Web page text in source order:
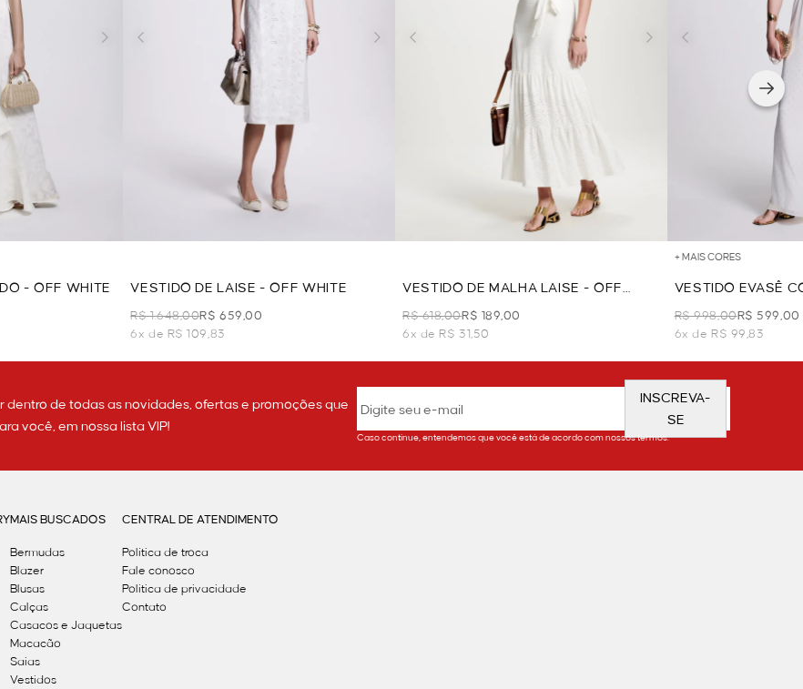
- OFF WHITE VESTIDO DE LAISE - OFF WHITE
R$ 1.648,00R$ 659,00
6x de R$ 109,83
VESTIDO DE MALHA LAISE - OFF
WHITE
R$ 618,00R$ 189,00
6x de R$ 31,50
+ MAIS CORES
VESTIDO EVASÊ
WHITE
R$ 998,00R$ 599,00
6x de R$ 99,83
de todas as novidades, ofertas e promoções que
você, em nossa lista VIP!
INSCREVA-
SE
Caso continue, entendemos que você está de acordo com nossos termos.
MAIS BUSCADOS
Bermudas
Blazer
Blusas
Calças
Casacos e Jaquetas
Macacão
Saias
Vestidos
CENTRAL DE ATENDIMENTO
Política de troca
Fale conosco
Politica de privacidade
Contato